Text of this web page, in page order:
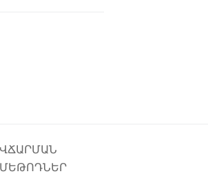
ՎՃԱՐՄԱՆ
ՄԵԹՈԴՆԵՐ